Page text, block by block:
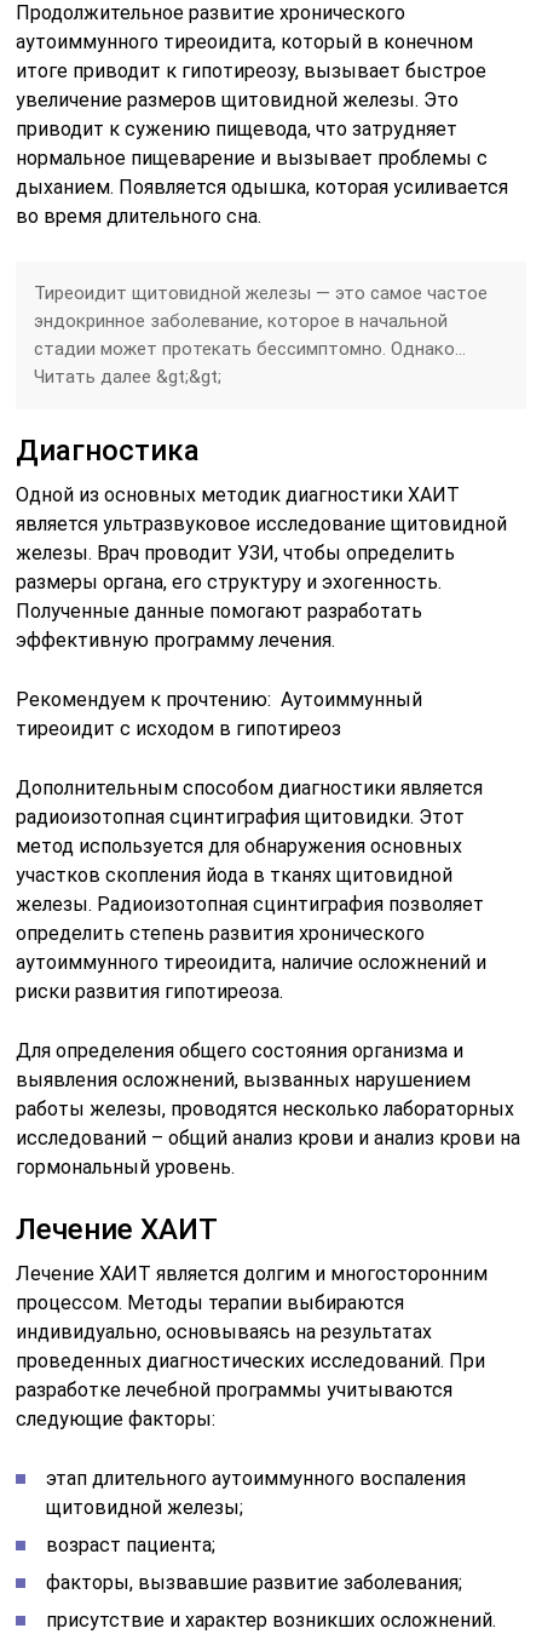
Продолжительное развитие хронического
аутоиммунного тиреоидита, который в конечном
итоге приводит к гипотиреозу, вызывает быстрое
увеличение размеров щитовидной железы. Это
приводит к сужению пищевода, что затрудняет
нормальное пищеварение и вызывает проблемы с
дыханием. Появляется одышка, которая усиливается
во время длительного сна.
Тиреоидит щитовидной железы — это самое частое
эндокринное заболевание, которое в начальной
стадии может протекать бессимптомно. Однако…
Читать далее &gt;&gt;
Диагностика
Одной из основных методик диагностики ХАИТ
является ультразвуковое исследование щитовидной
железы. Врач проводит УЗИ, чтобы определить
размеры органа, его структуру и эхогенность.
Полученные данные помогают разработать
эффективную программу лечения.
Рекомендуем к прочтению: Аутоиммунный
тиреоидит с исходом в гипотиреоз
Дополнительным способом диагностики является
радиоизотопная сцинтиграфия щитовидки. Этот
метод используется для обнаружения основных
участков скопления йода в тканях щитовидной
железы. Радиоизотопная сцинтиграфия позволяет
определить степень развития хронического
аутоиммунного тиреоидита, наличие осложнений и
риски развития гипотиреоза.
Для определения общего состояния организма и
выявления осложнений, вызванных нарушением
работы железы, проводятся несколько лабораторных
исследований – общий анализ крови и анализ крови на
гормональный уровень.
Лечение ХАИТ
Лечение ХАИТ является долгим и многосторонним
процессом. Методы терапии выбираются
индивидуально, основываясь на результатах
проведенных диагностических исследований. При
разработке лечебной программы учитываются
следующие факторы:
этап длительного аутоиммунного воспаления
щитовидной железы;
возраст пациента;
факторы, вызвавшие развитие заболевания;
присутствие и характер возникших осложнений.